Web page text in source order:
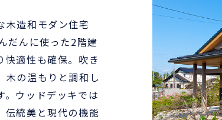
木造和モダン住宅
だんに使った2階建
快適性も確保。吹き
木の温もりと調和し
。ウッドデッキでは
伝統美と現代の機能